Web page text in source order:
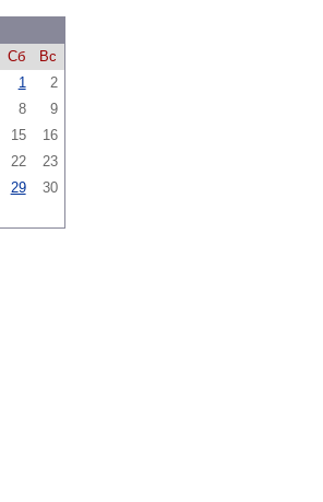
Сб
Вс
1
2
8
9
15
16
22
23
29
30